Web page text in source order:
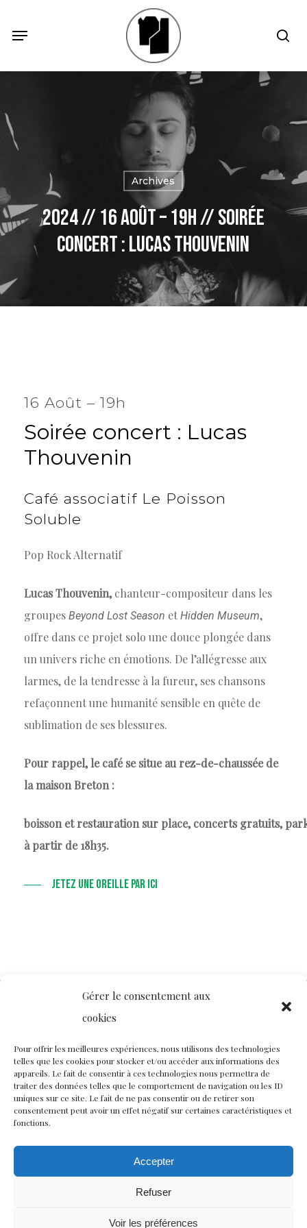
Gérer le consentement aux
cookies
Pour offrir les meilleures expériences, nous utilisons des technologies
telles que les cookies pour stocker et/ou accéder aux informations des
appareils. Le fait de consentir à ces technologies nous permettra de
traiter des données telles que le comportement de navigation ou les ID
uniques sur ce site. Le fait de ne pas consentir ou de retirer son
consentement peut avoir un effet négatif sur certaines caractéristiques et
fonctions.
Accepter
Refuser
Voir les préférences
content
Menu
Archives
2024 // 16 Août – 19h // Soirée
concert : Lucas Thouvenin
16 Août – 19h
Soirée concert : Lucas
Thouvenin
Café associatif Le Poisson
Soluble
Pop Rock Alternatif
Lucas Thouvenin,chanteur-compositeur dans les
groupes Beyond Lost Season et Hidden Museum,
offre dans ce projet solo une douce plongée dans
un univers riche en émotions. De l’allégresse aux
larmes, de la tendresse à la fureur, ses chansons
refaçonnent une humanité sensible en quête de
sublimation de ses blessures.
Pour rappel, le café se situe au rez-de-chaussée de
la maison Breton :
boisson et restauration sur place, concerts gratuits,
à partir de 18h35.
JETEZ UNE OREILLE PAR ICI
Nous rejoindre
Politique de confidentialité
Restez connectés à nos champs magnétiques !
© CISCM // Maisons André Breton et Émile Joseph-Rignault
Menu